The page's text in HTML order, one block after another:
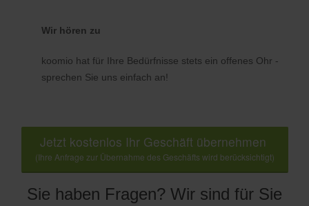
Wir hören zu
koomio hat für Ihre Bedürfnisse stets ein offenes Ohr -
sprechen Sie uns einfach an!
Jetzt kostenlos Ihr Geschäft übernehmen
(Ihre Anfrage zur Übernahme des Geschäfts wird berücksichtigt)
Sie haben Fragen? Wir sind für Sie